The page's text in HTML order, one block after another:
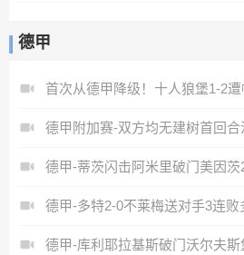
德甲
德甲附加赛-双方均无建树首回
德甲-蒂茨闪击阿米里破门美因
德甲-库利耶拉基斯破门沃尔夫